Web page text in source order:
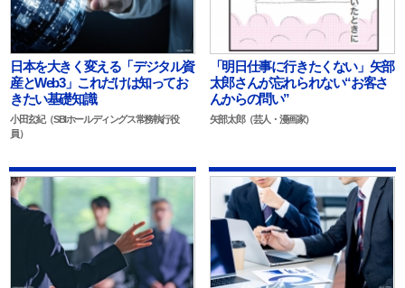
日本を大きく変える「デジタル資
産とWeb3」これだけは知ってお
きたい基礎知識
小田玄紀（SBIホールディングス常務執行役
員）
「明日仕事に行きたくない」矢部
太郎さんが忘れられない“お客さ
んからの問い”
矢部太郎（芸人・漫画家）